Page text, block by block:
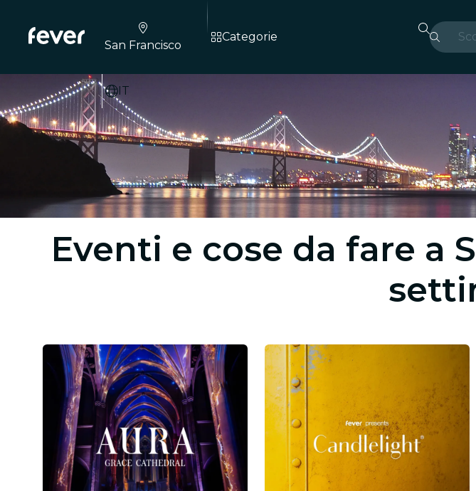
San Francisco
IT
Categorie
Eventi e cose da fare a